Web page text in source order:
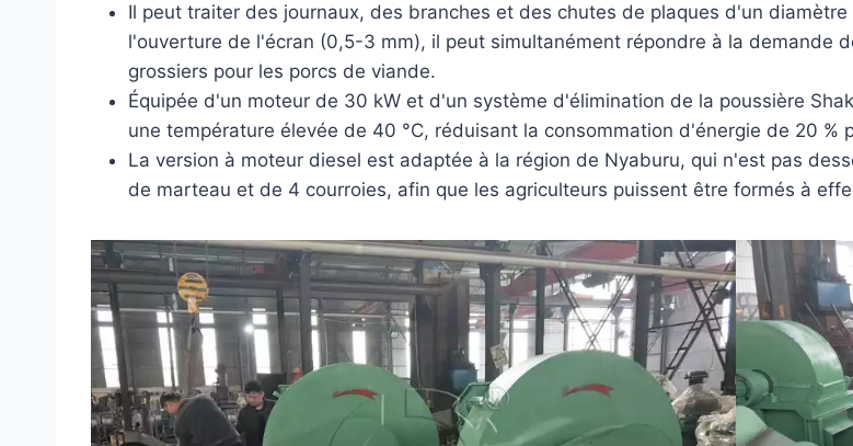
Il peut traiter des journaux, des branches et des chutes de plaques d'un
l'ouverture de l'écran (0,5-3 mm), il peut simultanément répondre à la demande
grossiers pour les porcs de viande.
Équipée d'un moteur de 30 kW et d'un système d'élimination de la poussière
une température élevée de 40 °C, réduisant la consommation d'énergie de 20 %
La version à moteur diesel est adaptée à la région de Nyaburu, qui n'est pas
de marteau et de 4 courroies, afin que les agriculteurs puissent être formés à